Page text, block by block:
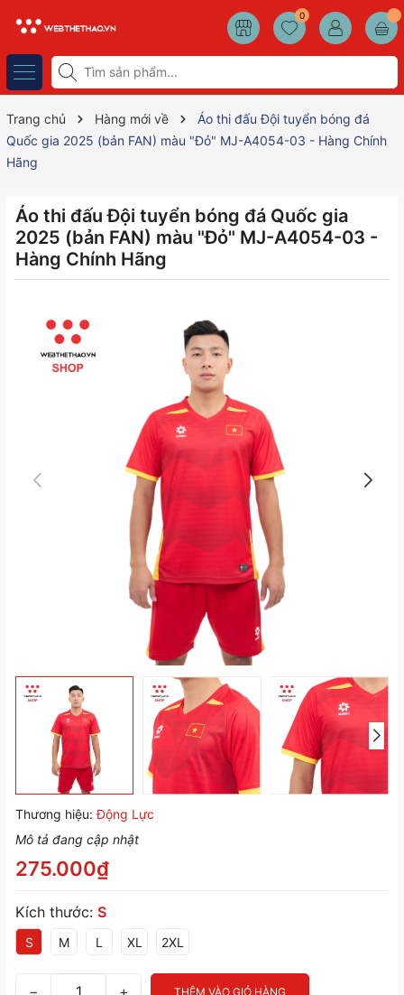
0
Trang chủ Hàng mới về
Áo thi đấu Đội tuyển bóng đá
Quốc gia 2025 (bản FAN) màu "Đỏ" MJ-A4054-03 - Hàng Chính
Hãng
Áo thi đấu Đội tuyển bóng đá Quốc gia
2025 (bản FAN) màu "Đỏ" MJ-A4054-03 -
Hàng Chính Hãng
Thương hiệu: Động Lực
Mô tả đang cập nhật
275.000₫
Kích thước: S
S M L XL 2XL
THÊM VÀO GIỎ HÀNG